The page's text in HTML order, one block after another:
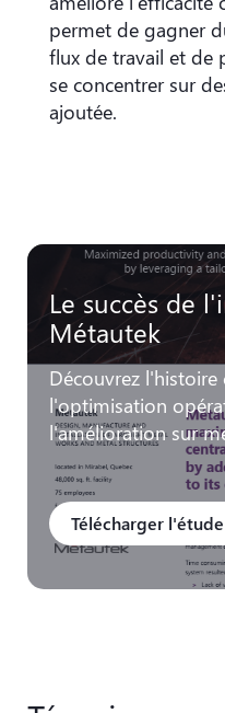
permet de gagner
flux de travail et de
se concentrer sur
ajoutée.
Le succès de
Métautek
Découvrez
l'optimisation
l'amélioration sur
Télécharger